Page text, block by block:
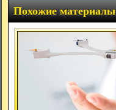
Похожие материалы